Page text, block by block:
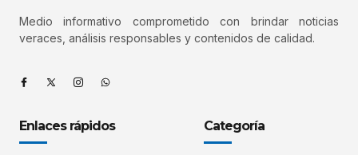
Medio informativo comprometido con brindar noticias
veraces, análisis responsables y contenidos de calidad.
Enlaces rápidos Categoría